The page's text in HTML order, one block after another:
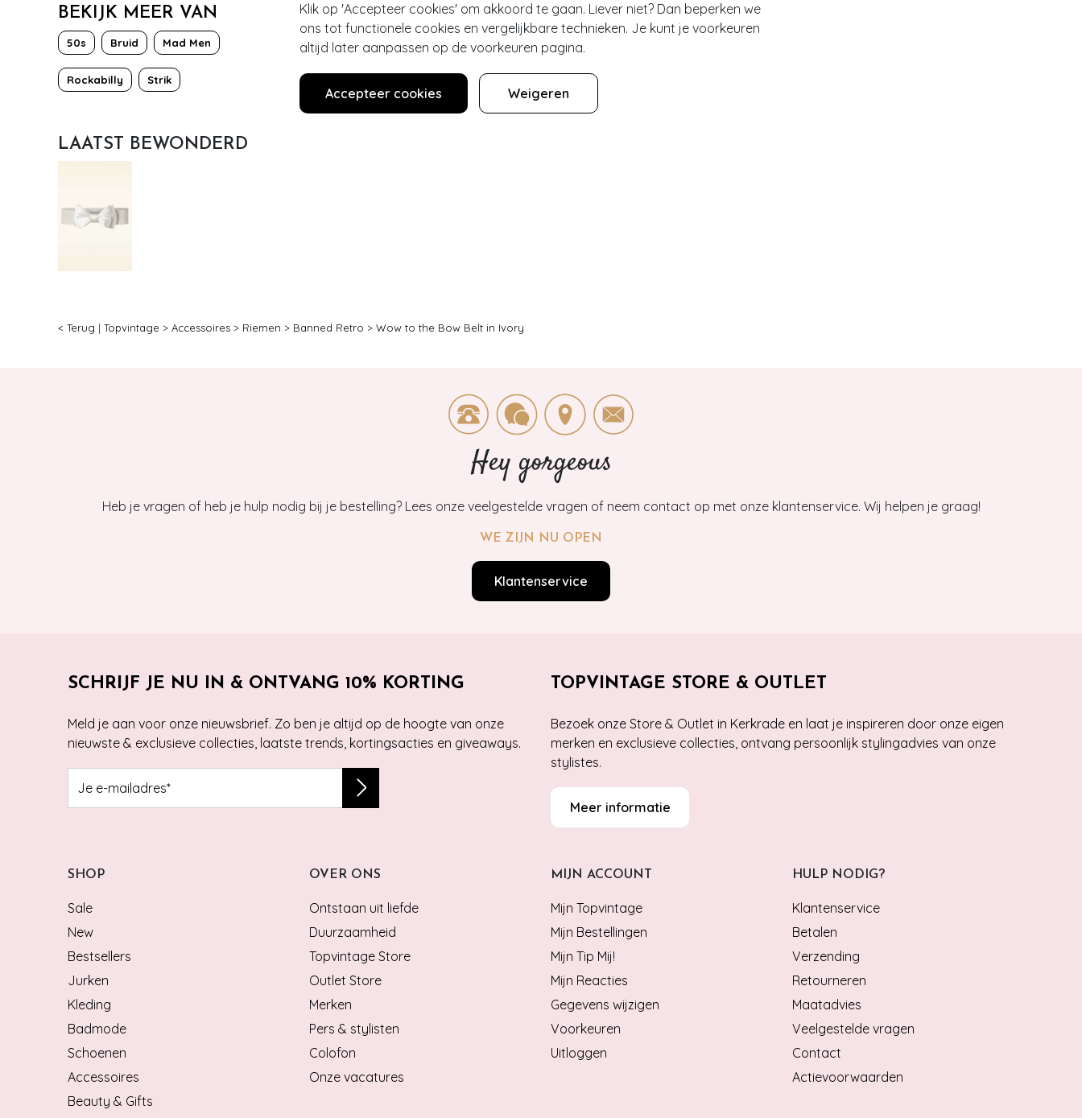
Klik op 'Accepteer cookies' om akkoord te gaan. Liever niet? Dan beperken we
ons tot functionele cookies en vergelijkbare technieken. Je kunt je voorkeuren
altijd later aanpassen op de voorkeuren pagina.
Accepteer cookies Weigeren
BEKIJK MEER VAN
50s Bruid Mad Men
Rockabilly Strik
LAATST BEWONDERD
< Terug | Topvintage > Accessoires > Riemen > Banned Retro > Wow to the Bow Belt in Ivory
Hey gorgeous
Heb je vragen of heb je hulp nodig bij je bestelling? Lees onze veelgestelde vragen of neem contact op met onze klantenservice. Wij helpen je graag!
WE ZIJN NU OPEN
Klantenservice
SCHRIJF JE NU IN & ONTVANG 10% KORTING
Meld je aan voor onze nieuwsbrief. Zo ben je altijd op de hoogte van onze
nieuwste & exclusieve collecties, laatste trends, kortingsacties en giveaways.
TOPVINTAGE STORE & OUTLET
Bezoek onze Store & Outlet in Kerkrade en laat je inspireren door onze eigen
merken en exclusieve collecties, ontvang persoonlijk stylingadvies van onze
stylistes.
Meer informatie
SHOP
Sale
New
Bestsellers
Jurken
Kleding
Badmode
Schoenen
Accessoires
Beauty & Gifts
OVER ONS
Ontstaan uit liefde
Duurzaamheid
Topvintage Store
Outlet Store
Merken
Pers & stylisten
Colofon
Onze vacatures
MIJN ACCOUNT
Mijn Topvintage
Mijn Bestellingen
Mijn Tip Mij!
Mijn Reacties
Gegevens wijzigen
Voorkeuren
Uitloggen
HULP NODIG?
Klantenservice
Betalen
Verzending
Retourneren
Maatadvies
Veelgestelde vragen
Contact
Actievoorwaarden